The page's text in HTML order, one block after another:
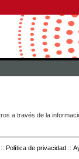
a través de la
:: Política de privacidad ::